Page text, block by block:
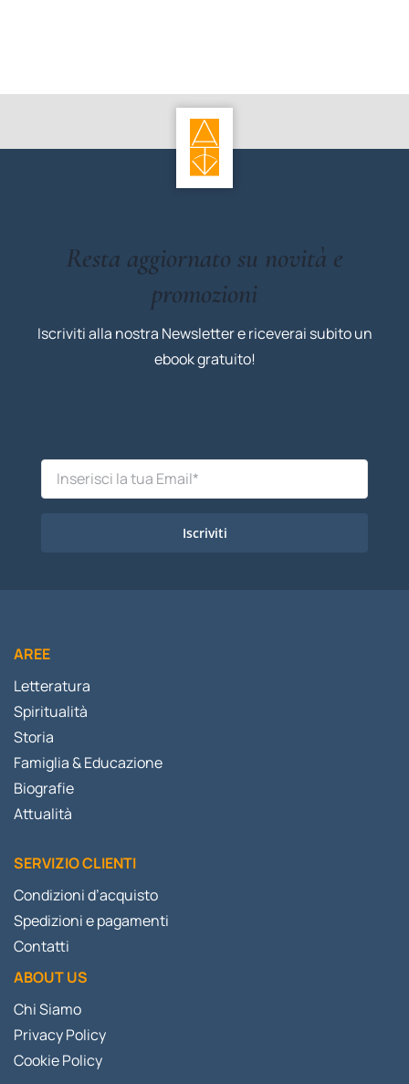
Resta aggiornato su novità e
promozioni
Iscriviti alla nostra Newsletter e riceverai subito un
ebook gratuito!
Iscriviti
AREE
Letteratura
Spiritualità
Storia
Famiglia & Educazione
Biografie
Attualità
SERVIZIO CLIENTI
Condizioni d’acquisto
Spedizioni e pagamenti
Contatti
ABOUT US
Chi Siamo
Privacy Policy
Cookie Policy